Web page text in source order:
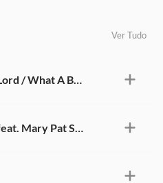
Ver Tudo